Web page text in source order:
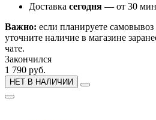
Доставка сегодня — от 30 мин
Важно: если планируете самовывоз
уточните наличие в магазине
чате.
Закончился
1 790 руб.
НЕТ В НАЛИЧИИ